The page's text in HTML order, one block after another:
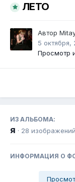
ЛЕТО
Автор
5 октября,
Просмотр
ИЗ АЛЬБОМА:
я · 28 изображений
ИНФОРМАЦИЯ О